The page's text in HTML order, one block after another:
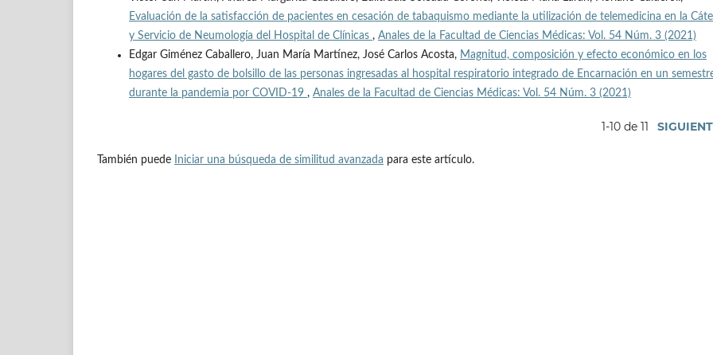
Evaluación de la satisfacción de pacientes en cesación de tabaquismo mediante la utilización de telemedicina en la
y Servicio de Neumología del Hospital de Clínicas , Anales de la Facultad de Ciencias Médicas: Vol. 54 Núm. 3 (2021)
Edgar Giménez Caballero, Juan María Martínez, José Carlos Acosta, Magnitud, composición y efecto económico en los
hogares del gasto de bolsillo de las personas ingresadas al hospital respiratorio integrado de Encarnación en un
durante la pandemia por COVID-19 , Anales de la Facultad de Ciencias Médicas: Vol. 54 Núm. 3 (2021)
1-10 de 11
También puede Iniciar una búsqueda de similitud avanzada para este artículo.